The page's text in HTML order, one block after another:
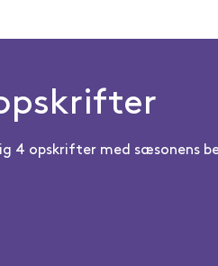
4 opskrifter med sæsonens